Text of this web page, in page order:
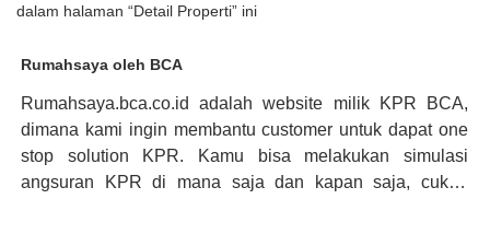
dalam halaman “Detail Properti” ini
Rumahsaya oleh BCA
Rumahsaya.bca.co.id adalah website milik KPR BCA,
dimana kami ingin membantu customer untuk dapat one
stop solution KPR. Kamu bisa melakukan simulasi
angsuran KPR di mana saja dan kapan saja, cukup